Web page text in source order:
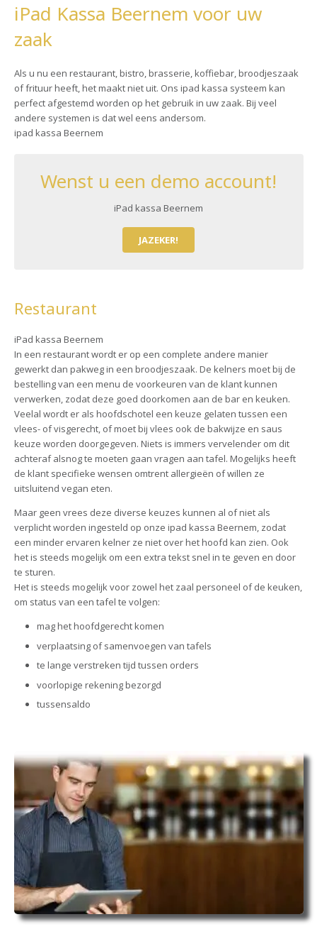
iPad Kassa Beernem voor uw
zaak
Als u nu een restaurant, bistro, brasserie, koffiebar, broodjeszaak
of frituur heeft, het maakt niet uit. Ons ipad kassa systeem kan
perfect afgestemd worden op het gebruik in uw zaak. Bij veel
andere systemen is dat wel eens andersom.
ipad kassa Beernem
Wenst u een demo account!
iPad kassa Beernem
JAZEKER!
Restaurant
iPad kassa Beernem
In een restaurant wordt er op een complete andere manier
gewerkt dan pakweg in een broodjeszaak. De kelners moet bij de
bestelling van een menu de voorkeuren van de klant kunnen
verwerken, zodat deze goed doorkomen aan de bar en keuken.
Veelal wordt er als hoofdschotel een keuze gelaten tussen een
vlees- of visgerecht, of moet bij vlees ook de bakwijze en saus
keuze worden doorgegeven. Niets is immers vervelender om dit
achteraf alsnog te moeten gaan vragen aan tafel. Mogelijks heeft
de klant specifieke wensen omtrent allergieën of willen ze
uitsluitend vegan eten.
Maar geen vrees deze diverse keuzes kunnen al of niet als
verplicht worden ingesteld op onze ipad kassa Beernem, zodat
een minder ervaren kelner ze niet over het hoofd kan zien. Ook
het is steeds mogelijk om een extra tekst snel in te geven en door
te sturen.
Het is steeds mogelijk voor zowel het zaal personeel of de keuken,
om status van een tafel te volgen:
mag het hoofdgerecht komen
verplaatsing of samenvoegen van tafels
te lange verstreken tijd tussen orders
voorlopige rekening bezorgd
tussensaldo